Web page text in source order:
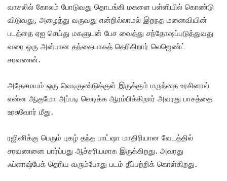
வாசலில் கோலம் போடுவது தொடங்கி மகளை பள்ளியில் கொண்டு
விடுவது, அழைத்து வருவது என்றில்லாமல் இறநத மனைவியின்
படத்தை ஏஐ செய்து மகளுடன் பேச வைத்து சந்தோஷப்படுத்துவது
வரை ஒரு அன்பான தந்தையாகத் தெரிகிறார் லெஜெண்ட்
சரவணன்.
அதேசமயம் ஒரு வெடிகுண்டுக்குள் இருக்கும் மருந்தை உரசினால்
என்ன ஆகுமோ அப்படி வெடிக்க ஆரம்பிக்கிறார் அவரது பாசத்தை
உரசுவோர் மீது.
ரஜினிக்கு பெரும் புகழ் தந்த பாட்ஷா மாதிரியான வேடத்தில்
சரவணனை பார்ப்பது ஆச்சரியமாக இருக்கிறது. அவரது
ஃப்ளாஷ்பேக் தெரிய வரும்போது படம் தீப்பற்றிக் கொள்கிறது.